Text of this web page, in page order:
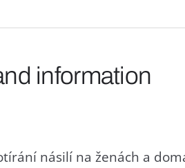
information
násilí na ženách a